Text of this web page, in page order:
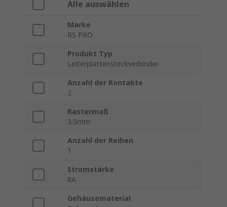
Alle auswählen
Marke
RS PRO
Produkt Typ
Leiterplattensteckverbinder
Anzahl der Kontakte
2
Rastermaß
3.5mm
Anzahl der Reihen
1
Stromstärke
8A
Gehäusematerial